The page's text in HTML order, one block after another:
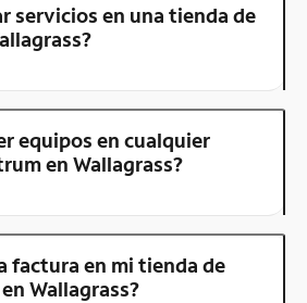
servicios en una tienda de
equipos en cualquier
en Wallagrass?
factura en mi tienda de
Wallagrass?